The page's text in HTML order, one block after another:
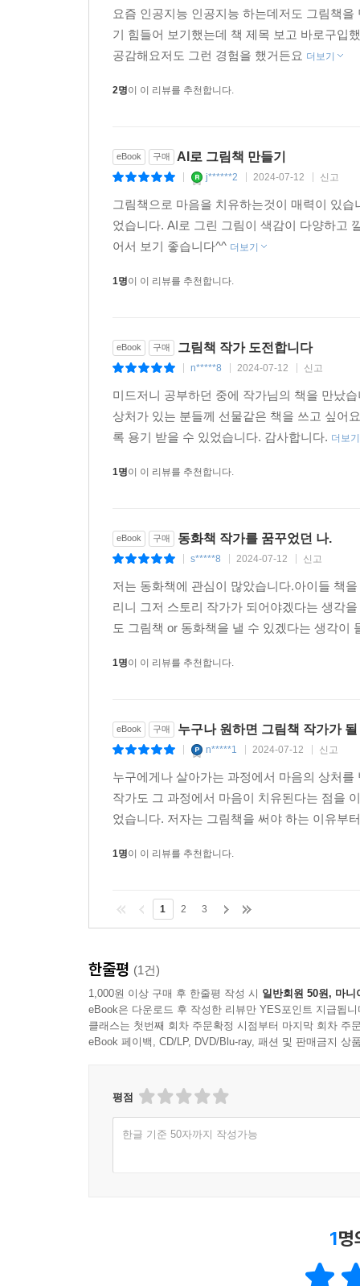
요즘 인공지능 인공지능 하는데저도 그림책
기 힘들어 보기했는데 책 제목 보고 바로구입
공감해요저도 그런 경험을 했거든요 더보기
2명이 이 리뷰를 추천합니다.
eBook 구매 AI로 그림책 만들기
j******2 2024-07-12 신고
그림책으로 마음을 치유하는것이 매력이 있
었습니다. AI로 그린 그림이 색감이 다양하고
어서 보기 좋습니다^^ 더보기
1명이 이 리뷰를 추천합니다.
eBook 구매 그림책 작가 도전합니다
n*****8 2024-07-12 신고
미드저니 공부하던 중에 작가님의 책을 만났
상처가 있는 분들께 선물같은 책을 쓰고 싶어
록 용기 받을 수 있었습니다. 감사합니다. 더보기
1명이 이 리뷰를 추천합니다.
eBook 구매 동화책 작가를 꿈꾸었던 나.
s*****8 2024-07-12 신고
저는 동화책에 관심이 많았습니다.아이들 책
리니 그저 스토리 작가가 되어야겠다는 생각
도 그림책 or 동화책을 낼 수 있겠다는 생각
1명이 이 리뷰를 추천합니다.
eBook 구매 누구나 원하면 그림책 작가가
n*****1 2024-07-12 신고
누구에게나 살아가는 과정에서 마음의 상처
작가도 그 과정에서 마음이 치유된다는 점을
었습니다. 저자는 그림책을 써야 하는 이유부
1명이 이 리뷰를 추천합니다.
1 2 3
한줄평 (1건)
1,000원 이상 구매 후 한줄평 작성 시 일반회원 50원, 마니
eBook은 다운로드 후 작성한 리뷰만 YES포인트 지급됩니
클래스는 첫번째 회차 주문확정 시점부터 마지막 회차 주
eBook 페이백, CD/LP, DVD/Blu-ray, 패션 및 판매금지 상
평점
한글 기준 50자까지 작성가능
1명